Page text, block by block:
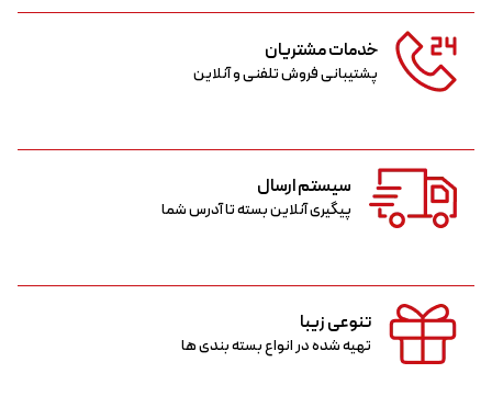
خدمات مشتریان
پشتیبانی فروش تلفنی و آنلاین
سیستم ارسال
پیگیری آنلاین بسته تا آدرس شما
تنوعی زیبا
تهیه شده در انواع بسته بندی ها